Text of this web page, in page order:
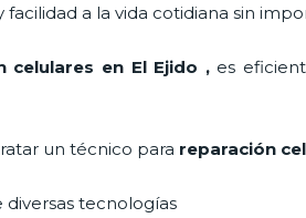
a la vida cotidiana sin
celulares en El Ejido ,es
un técnico para reparación
diversas tecnologías